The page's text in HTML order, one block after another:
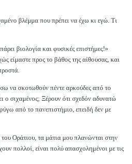
βλέμμα που πρέπει να έχω κι εγώ. Τι
βιολογία και φυσικές επιστήμες!»
είμαστε προς το βάθος της αίθουσας, και
να σκοτωθούν πέντε αρκούδες από το
ο σιχαμένος; Ξέρουν ότι σχεδόν αδυνατώ
από το πανεπιστήμιο, επειδή δεν με
Οράτιου, τα μάτια μου πλανώνται στην
πολλοί, είναι πολύ απασχολημένοι με τις